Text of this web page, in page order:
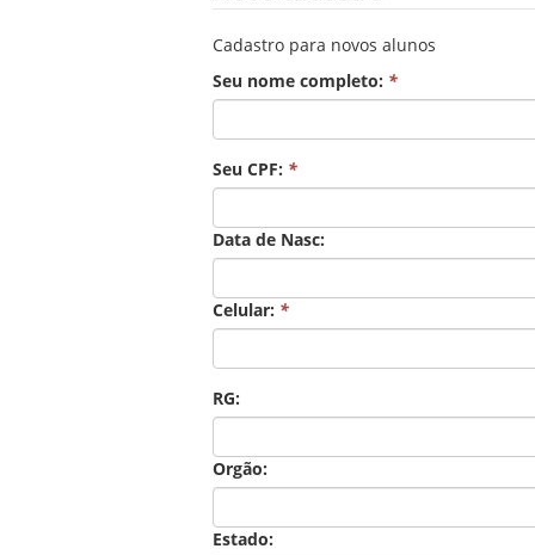
Cadastro para novos alunos
Seu nome completo: *
Seu CPF: *
Data de Nasc:
Celular: *
RG:
Orgão:
Estado: